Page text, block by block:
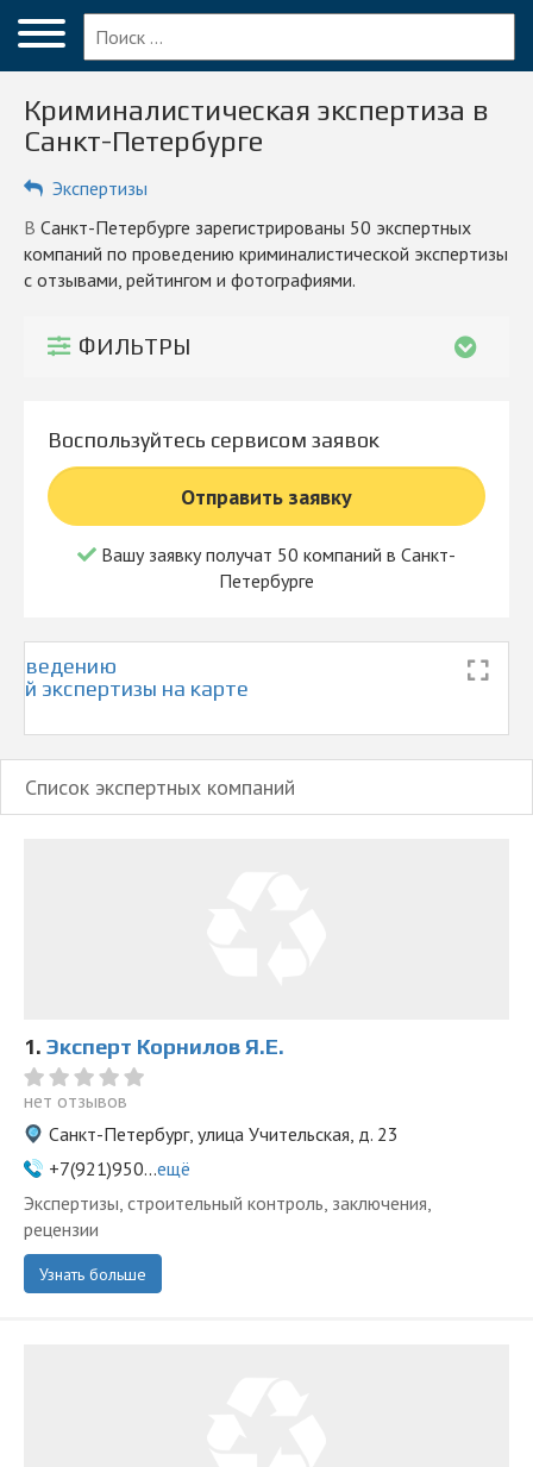
Меню
Главная
Вопрос эксперту
Компании
КОМПАНИЯМ
© 2026 Все права защищены
Криминалистическая экспертиза в
Санкт-Петербурге
Экспертизы
в Санкт-Петербурге зарегистрированы 50 экспертных
компаний по проведению криминалистической экспертизы
с отзывами, рейтингом и фотографиями.
ФИЛЬТРЫ
Воспользуйтесь сервисом заявок
Отправить заявку
Вашу заявку получат 50 компаний в Санкт-
Петербурге
экспертизы на карте
Список экспертных компаний
1. Эксперт Корнилов Я.Е.
нет отзывов
Санкт-Петербург, улица Учительская, д. 23
+7(921)950...ещё
Экспертизы, строительный контроль, заключения,
рецензии
Узнать больше